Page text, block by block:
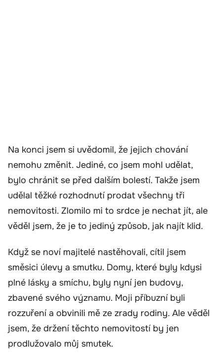
Na konci jsem si uvědomil, že jejich chování
nemohu změnit. Jediné, co jsem mohl udělat,
bylo chránit se před dalším bolestí. Takže jsem
udělal těžké rozhodnutí prodat všechny tři
nemovitosti. Zlomilo mi to srdce je nechat jít, ale
věděl jsem, že je to jediný způsob, jak najít klid.
Když se noví majitelé nastěhovali, cítil jsem
směsici úlevy a smutku. Domy, které byly kdysi
plné lásky a smíchu, byly nyní jen budovy,
zbavené svého významu. Moji příbuzní byli
rozzuření a obvinili mě ze zrady rodiny. Ale věděl
jsem, že držení těchto nemovitostí by jen
prodlužovalo můj smutek.